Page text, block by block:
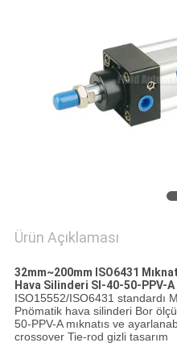
Ürün Açıklaması
32mm~200mm ISO6431
Hava Silinderi SI-40-50-PPV-A
ISO15552/ISO6431 standardı
Pnömatik hava silinderi Bor
50-PPV-A mıknatıs ve
crossover Tie-rod gizli tasarım